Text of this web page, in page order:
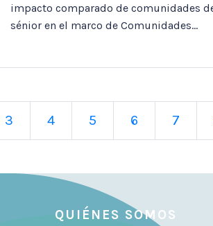
impacto comparado de comunidades
sénior en el marco de Comunidades...
3 4 5 6 7
QUIÉNES SOMOS